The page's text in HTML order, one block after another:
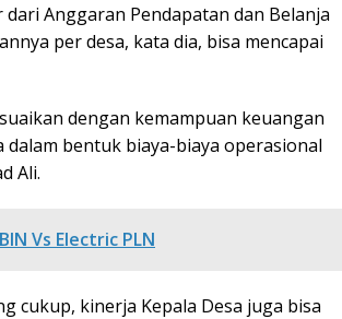
Anggaran Pendapatan dan Belanja
per desa, kata dia, bisa mencapai
dengan kemampuan keuangan
bentuk biaya-biaya operasional
Ali.
Vs Electric PLN
cukup, kinerja Kepala Desa juga bisa